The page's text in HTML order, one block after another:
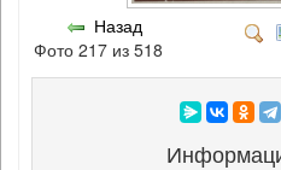
Назад
Фото 217 из 518